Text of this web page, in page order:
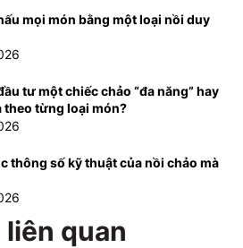
mọi món bằng một loại nồi duy
tư một chiếc chảo “đa năng” hay
theo từng loại món?
thông số kỹ thuật của nồi chảo mà
liên quan